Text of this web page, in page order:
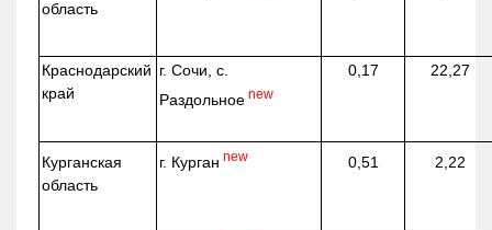
область
Краснодарский
край
г. Сочи, с.
Раздольное new
0,17 22,27
Курганская
область
г. Курган new 0,51 2,22